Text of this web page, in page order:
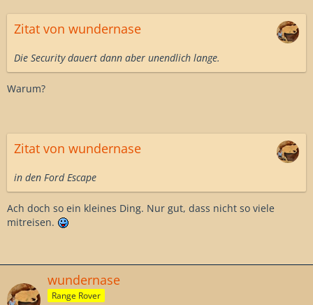
Zitat von wundernase
Die Security dauert dann aber unendlich lange.
Warum?
Zitat von wundernase
in den Ford Escape
Ach doch so ein kleines Ding. Nur gut, dass nicht so viele
mitreisen.
wundernase
Range Rover